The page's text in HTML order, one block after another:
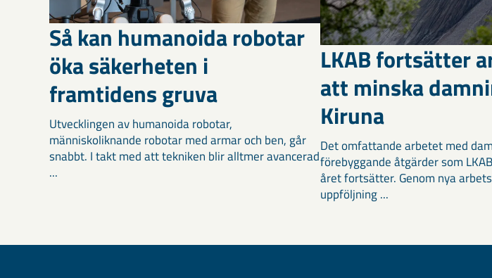
Så kan humanoida robotar
öka säkerheten i
framtidens gruva
Utvecklingen av humanoida robotar,
människoliknande robotar med armar och ben, går
snabbt. I takt med att tekniken blir alltmer avancerad
...
LKAB fortsätter
att minska
Kiruna
Det omfattande arbetet med
förebyggande åtgärder som
året fortsätter. Genom nya
uppföljning ...